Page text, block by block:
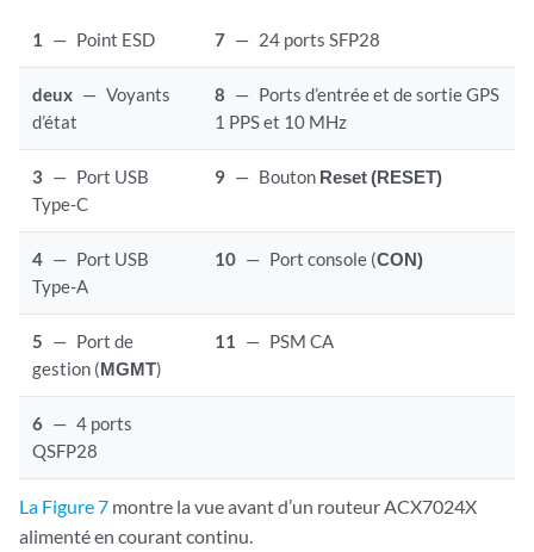
1 — Point ESD 7 — 24 ports SFP28
deux — Voyants
d’état
8 — Ports d’entrée et de sortie GPS
1 PPS et 10 MHz
3 — Port USB
Type-C
9 — Bouton Reset (RESET)
4 — Port USB
Type-A
10 — Port console (CON)
5 — Port de
gestion (MGMT)
11 — PSM CA
6 — 4 ports
QSFP28
La Figure 7 montre la vue avant d’un routeur ACX7024X
alimenté en courant continu.